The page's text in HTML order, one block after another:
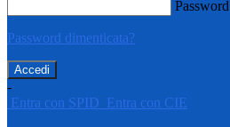
Password
Password dimenticata?
-
Entra con SPID Entra con CIE